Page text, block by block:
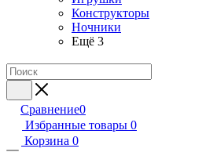
Конструкторы
Ночники
Ещё 3
Сравнение0
Избранные товары 0
Корзина 0